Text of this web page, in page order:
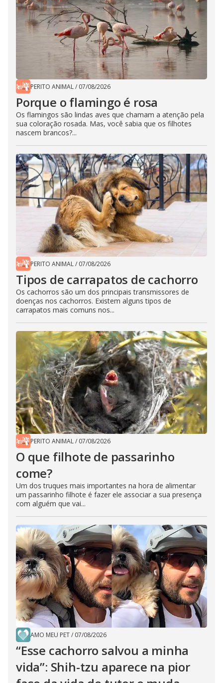
PERITO ANIMAL/ 07/08/2026
Porque o flamingo é rosa
Os flamingos são lindas aves que chamam a atenção pela
sua coloração rosada. Mas, você sabia que os filhotes
nascem brancos?...
PERITO ANIMAL/ 07/08/2026
Tipos de carrapatos de cachorro
Os cachorros são um dos principais transmissores de
doenças nos cachorros. Existem alguns tipos de
carrapatos mais comuns nos...
PERITO ANIMAL/ 07/08/2026
O que filhote de passarinho
come?
Um dos truques mais importantes na hora de alimentar
um passarinho filhote é fazer ele associar a sua presença
com alguém que vai...
AMO MEU PET/ 07/08/2026
“Esse cachorro salvou a minha
vida”: Shih-tzu aparece na pior